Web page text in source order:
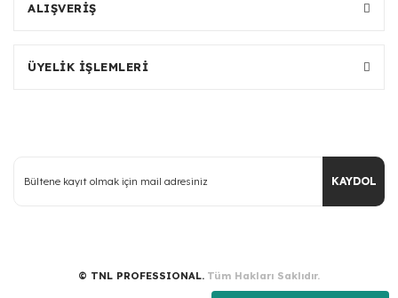
ALIŞVERİŞ
ÜYELİK İŞLEMLERİ
KAYDOL
© TNL PROFESSIONAL. Tüm Hakları Saklıdır.